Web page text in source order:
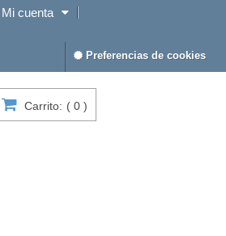
Mi cuenta
Preferencias de cookies
Carrito: ( 0 )